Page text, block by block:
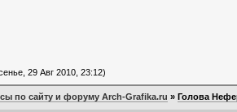
29 Авг 2010, 23:12)
по сайту и форуму Arch-Grafika.ru » Голова